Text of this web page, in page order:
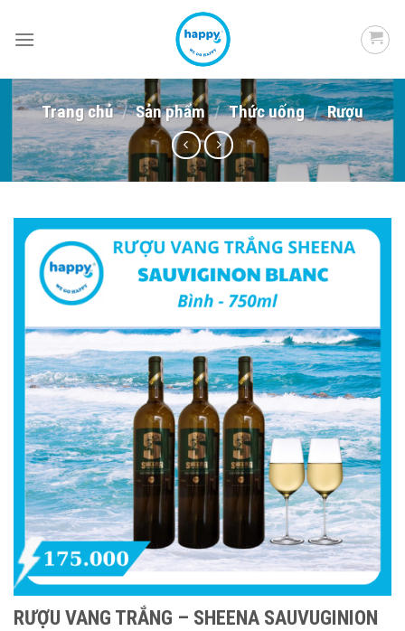
Trang chủ / Sản phẩm / Thức uống / Rượu
RƯỢU VANG TRẮNG – SHEENA SAUVUGINION